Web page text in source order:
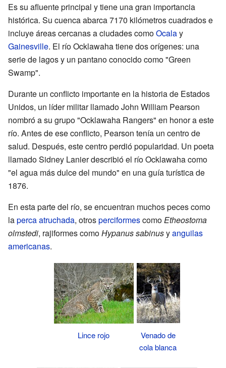
Es su afluente principal y tiene una gran importancia
histórica. Su cuenca abarca 7170 kilómetros cuadrados e
incluye áreas cercanas a ciudades comoOcalay
Gainesville. El río Ocklawaha tiene dos orígenes: una
serie de lagos y un pantano conocido como "Green
Swamp".
Durante un conflicto importante en la historia de Estados
Unidos, un líder militar llamado John William Pearson
nombró a su grupo "Ocklawaha Rangers" en honor a este
río. Antes de ese conflicto, Pearson tenía un centro de
salud. Después, este centro perdió popularidad. Un poeta
llamado Sidney Lanier describió el río Ocklawaha como
"el agua más dulce del mundo" en una guía turística de
1876.
En esta parte del río, se encuentran muchos peces como
laperca atruchada, otrosperciformescomoEtheostoma
olmstedi, rajiformes comoHypanus sabinusyanguilas
americanas.
Lince rojo
Venado de
cola blanca